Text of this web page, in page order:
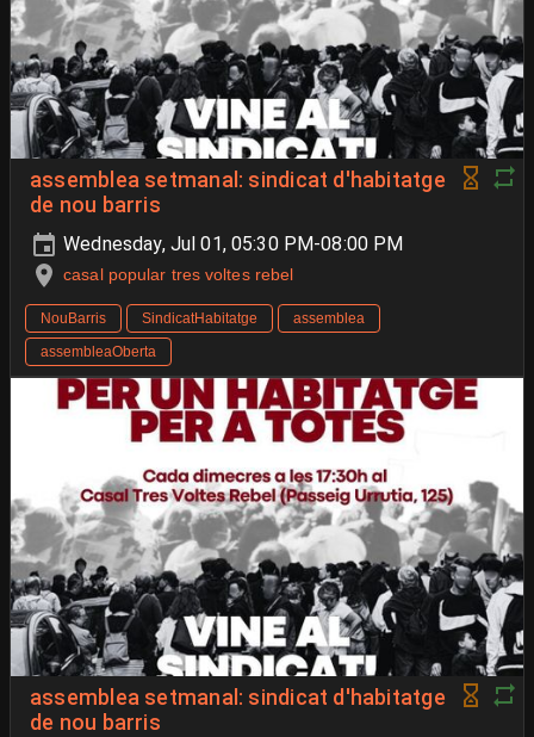
assemblea setmanal: sindicat d'habitatge
de nou barris
Wednesday, Jul 01, 05:30 PM-08:00 PM
casal popular tres voltes rebel
NouBarris SindicatHabitatge
assemblea
assembleaOberta
assemblea setmanal: sindicat d'habitatge
de nou barris